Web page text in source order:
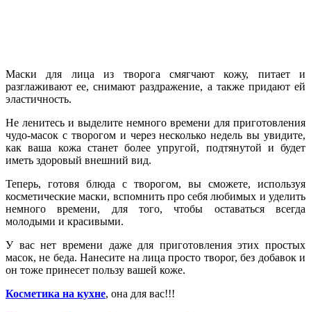
Маски для лица из творога смягчают кожу, питает и
разглаживают ее, снимают раздражение, а также придают ей
эластичность.
Не ленитесь и выделите немного времени для приготовления
чудо-масок с творогом и через несколько недель вы увидите,
как ваша кожа станет более упругой, подтянутой и будет
иметь здоровый внешний вид.
Теперь, готовя блюда с творогом, вы сможете, используя
косметические маски, вспомнить про себя любимых и уделить
немного времени, для того, чтобы оставаться всегда
молодыми и красивыми.
У вас нет времени даже для приготовления этих простых
масок, не беда. Нанесите на лица просто творог, без добавок и
он тоже принесет пользу вашей коже.
Косметика на кухне, она для вас!!!